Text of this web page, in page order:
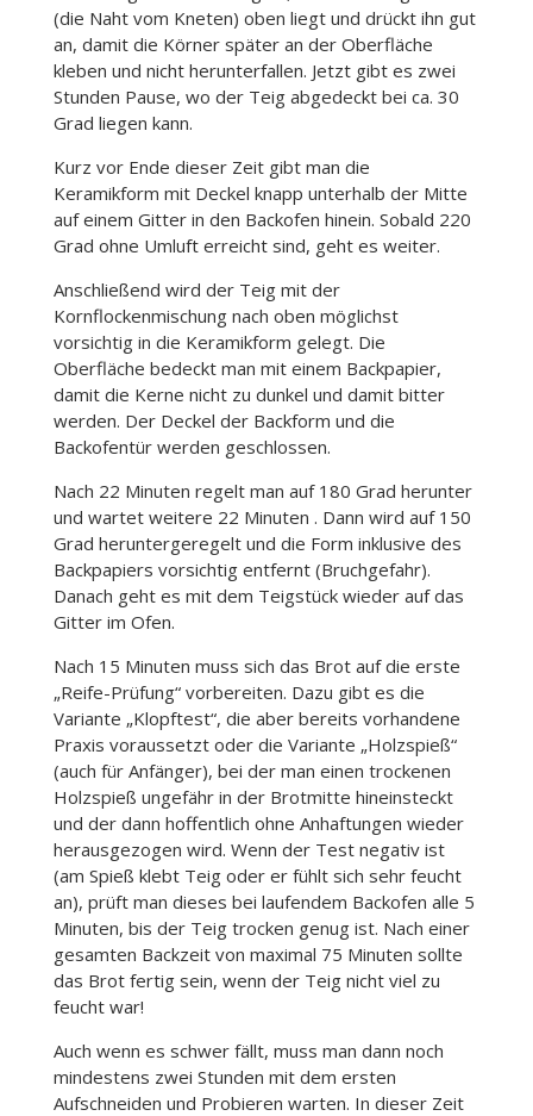
(die Naht vom Kneten) oben liegt und drückt ihn gut
an, damit die Körner später an der Oberfläche
kleben und nicht herunterfallen. Jetzt gibt es zwei
Stunden Pause, wo der Teig abgedeckt bei ca. 30
Grad liegen kann.
Kurz vor Ende dieser Zeit gibt man die
Keramikform mit Deckel knapp unterhalb der Mitte
auf einem Gitter in den Backofen hinein. Sobald 220
Grad ohne Umluft erreicht sind, geht es weiter.
Anschließend wird der Teig mit der
Kornflockenmischung nach oben möglichst
vorsichtig in die Keramikform gelegt. Die
Oberfläche bedeckt man mit einem Backpapier,
damit die Kerne nicht zu dunkel und damit bitter
werden. Der Deckel der Backform und die
Backofentür werden geschlossen.
Nach 22 Minuten regelt man auf 180 Grad herunter
und wartet weitere 22 Minuten . Dann wird auf 150
Grad heruntergeregelt und die Form inklusive des
Backpapiers vorsichtig entfernt (Bruchgefahr).
Danach geht es mit dem Teigstück wieder auf das
Gitter im Ofen.
Nach 15 Minuten muss sich das Brot auf die erste
„Reife-Prüfung“ vorbereiten. Dazu gibt es die
Variante „Klopftest“, die aber bereits vorhandene
Praxis voraussetzt oder die Variante „Holzspieß“
(auch für Anfänger), bei der man einen trockenen
Holzspieß ungefähr in der Brotmitte hineinsteckt
und der dann hoffentlich ohne Anhaftungen wieder
herausgezogen wird. Wenn der Test negativ ist
(am Spieß klebt Teig oder er fühlt sich sehr feucht
an), prüft man dieses bei laufendem Backofen alle 5
Minuten, bis der Teig trocken genug ist. Nach einer
gesamten Backzeit von maximal 75 Minuten sollte
das Brot fertig sein, wenn der Teig nicht viel zu
feucht war!
Auch wenn es schwer fällt, muss man dann noch
mindestens zwei Stunden mit dem ersten
Aufschneiden und Probieren warten. In dieser Zeit